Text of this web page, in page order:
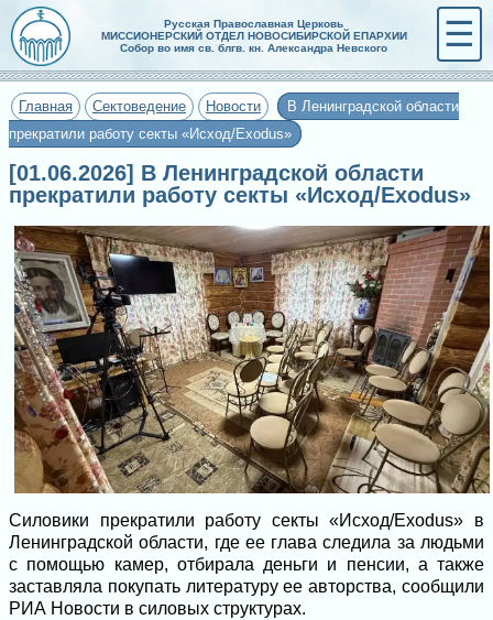
Русская Православная Церковь
МИССИОНЕРСКИЙ ОТДЕЛ НОВОСИБИРСКОЙ ЕПАРХИИ
Собор во имя св. блгв. кн. Александра Невского
☰
Главная Сектоведение Новости
В Ленинградской области
прекратили работу секты «Исход/Еxodus»
[01.06.2026] В Ленинградской области
прекратили работу секты «Исход/Еxodus»
Силовики прекратили работу секты «Исход/Еxodus» в
Ленинградской области, где ее глава следила за людьми
с помощью камер, отбирала деньги и пенсии, а также
заставляла покупать литературу ее авторства, сообщили
РИА Новости в силовых структурах.